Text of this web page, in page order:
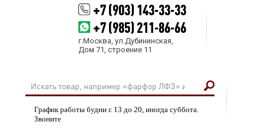
+7 (903) 143-33-33
+7 (985) 211-86-66
г.Москва, ул.Дубининская,
Дом 71, строение 11
График работы будни с 13 до 20, иногда суббота.
Звоните